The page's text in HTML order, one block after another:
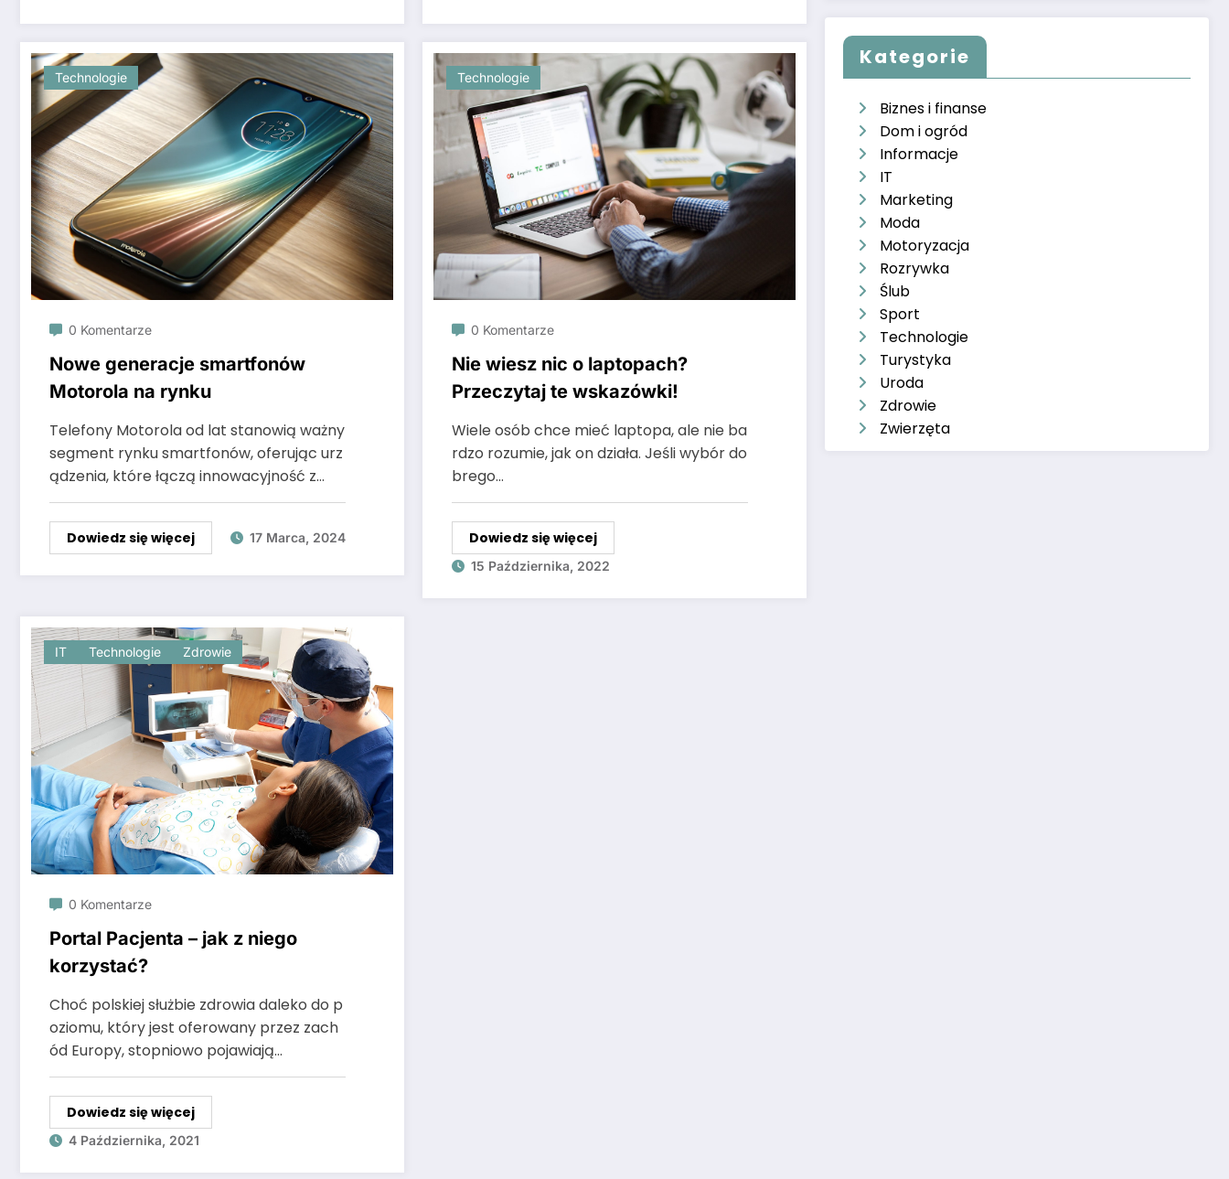
Technologie
0 Komentarze
Nowe generacje smartfonów
Motorola na rynku
Telefony Motorola od lat stanowią ważny
segment rynku smartfonów, oferując urz
ądzenia, które łączą innowacyjność z…
Dowiedz się więcej 17 Marca, 2024
Technologie
0 Komentarze
Nie wiesz nic o laptopach?
Przeczytaj te wskazówki!
Wiele osób chce mieć laptopa, ale nie ba
rdzo rozumie, jak on działa. Jeśli wybór do
brego…
Dowiedz się więcej
15 Października, 2022
IT Technologie Zdrowie
0 Komentarze
Portal Pacjenta – jak z niego
korzystać?
Choć polskiej służbie zdrowia daleko do p
oziomu, który jest oferowany przez zach
ód Europy, stopniowo pojawiają…
Dowiedz się więcej
4 Października, 2021
Kategorie
Biznes i finanse
Dom i ogród
Informacje
IT
Marketing
Moda
Motoryzacja
Rozrywka
Ślub
Sport
Technologie
Turystyka
Uroda
Zdrowie
Zwierzęta